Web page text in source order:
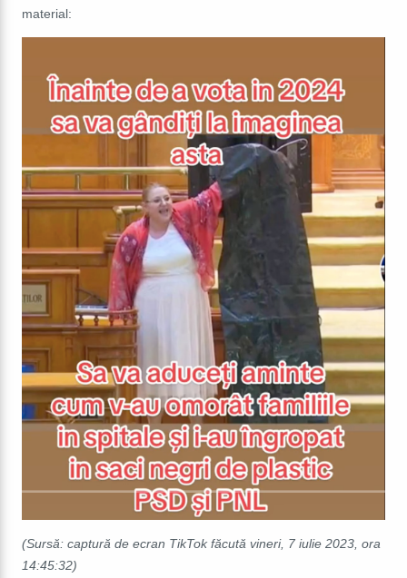
material:
(Sursă: captură de ecran TikTok făcută vineri, 7 iulie 2023, ora
14:45:32)